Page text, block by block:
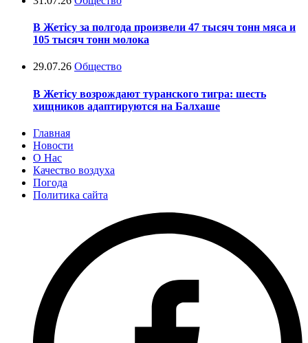
В Жетісу за полгода произвели 47 тысяч тонн мяса и
105 тысяч тонн молока
29.07.26 Общество
В Жетісу возрождают туранского тигра: шесть
хищников адаптируются на Балхаше
Главная
Новости
О Нас
Качество воздуха
Погода
Политика сайта